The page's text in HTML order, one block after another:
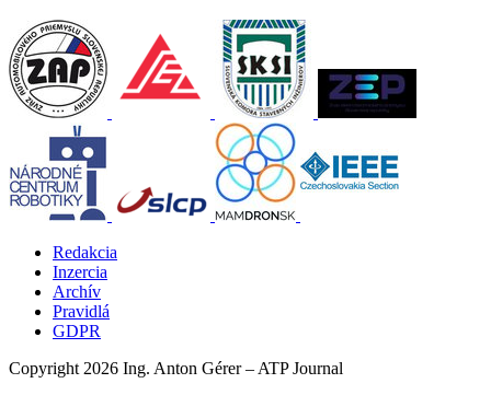
Redakcia
Inzercia
Archív
Pravidlá
GDPR
Copyright 2026 Ing. Anton Gérer – ATP Journal